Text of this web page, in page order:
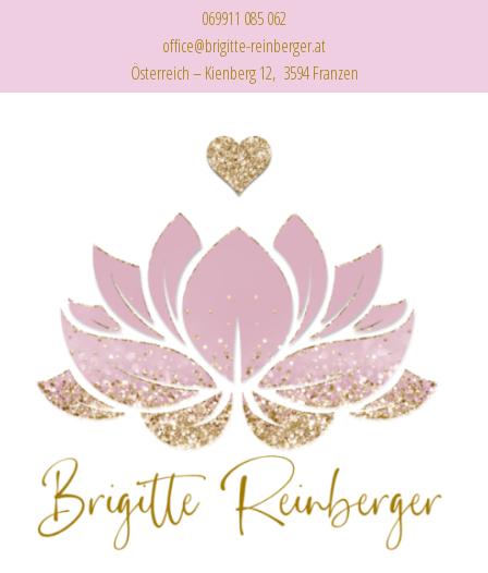
069911 085 062
office@brigitte-reinberger.at
Österreich – Kienberg 12, 3594 Franzen